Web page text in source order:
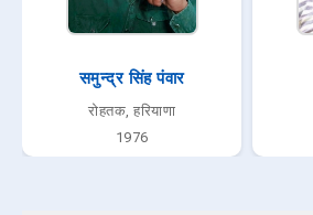
समुन्द्र सिंह पंवार
रोहतक, हरियाणा
1976